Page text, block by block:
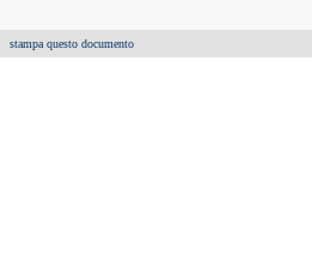
stampa questo documento